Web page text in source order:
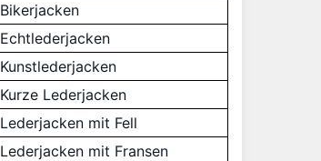
Bikerjacken
Echtlederjacken
Kunstlederjacken
Kurze Lederjacken
Lederjacken mit Fell
Lederjacken mit Fransen